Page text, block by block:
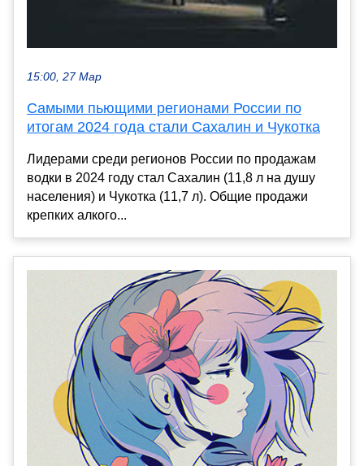
15:00, 27 Мар
Самыми пьющими регионами России по
итогам 2024 года стали Сахалин и Чукотка
Лидерами среди регионов России по продажам
водки в 2024 году стал Сахалин (11,8 л на душу
населения) и Чукотка (11,7 л). Общие продажи
крепких алкого...